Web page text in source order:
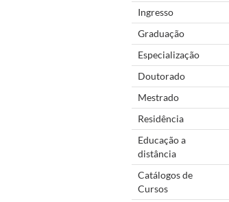
Ingresso
Graduação
Especialização
Doutorado
Mestrado
Residência
Educação a
distância
Catálogos de
Cursos